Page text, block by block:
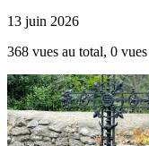
13 juin 2026
368 vues au total, 0